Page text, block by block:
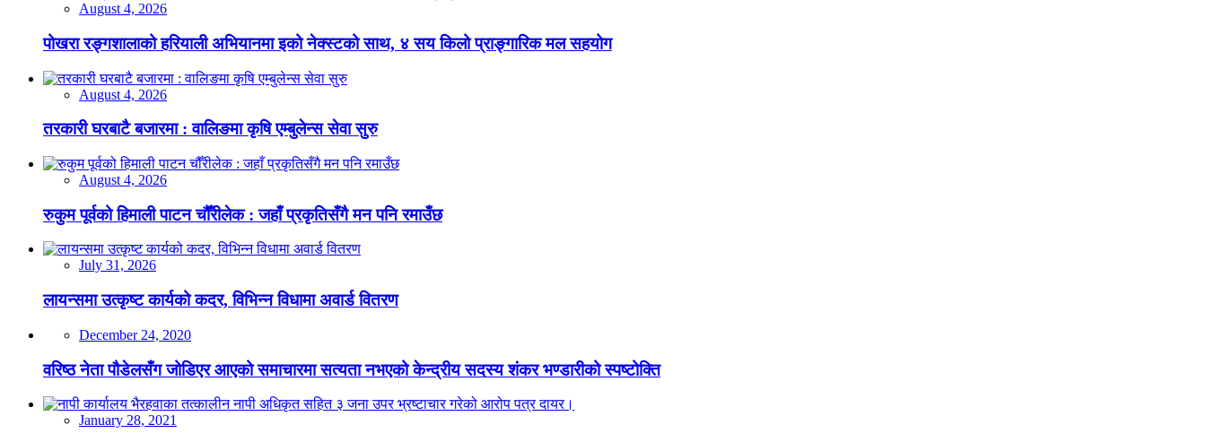
August 4, 2026
पोखरा रङ्गशालाको हरियाली अभियानमा इको नेक्स्टको साथ, ४ सय किलो प्राङ्गारिक मल सहयोग
August 4, 2026
तरकारी घरबाटै बजारमा : वालिङमा कृषि एम्बुलेन्स सेवा सुरु
August 4, 2026
रुकुम पूर्वको हिमाली पाटन चौँरीलेक : जहाँ प्रकृतिसँगै मन पनि रमाउँछ
July 31, 2026
लायन्समा उत्कृष्ट कार्यको कदर, विभिन्न विधामा अवार्ड वितरण
December 24, 2020
वरिष्ठ नेता पौडेलसँग जोडिएर आएको समाचारमा सत्यता नभएको केन्द्रीय सदस्य शंकर भण्डारीको स्पष्टोक्ति
January 28, 2021